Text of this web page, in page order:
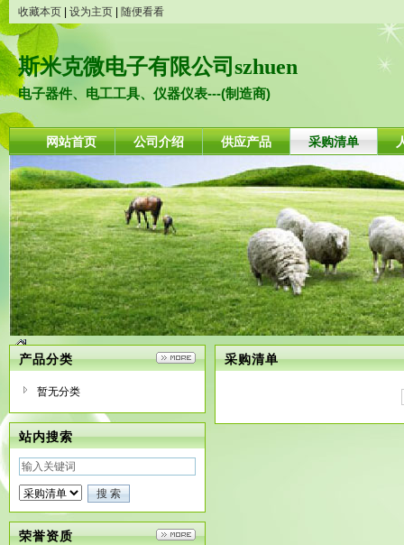
收藏本页 设为主页 随便看看
斯米克微电子有限公司szhuen
电子器件、电工工具、仪器仪表---(制造商)
网站首页 公司介绍 供应产品 采购清单
产品分类
暂无分类
站内搜索
荣誉资质
采购清单